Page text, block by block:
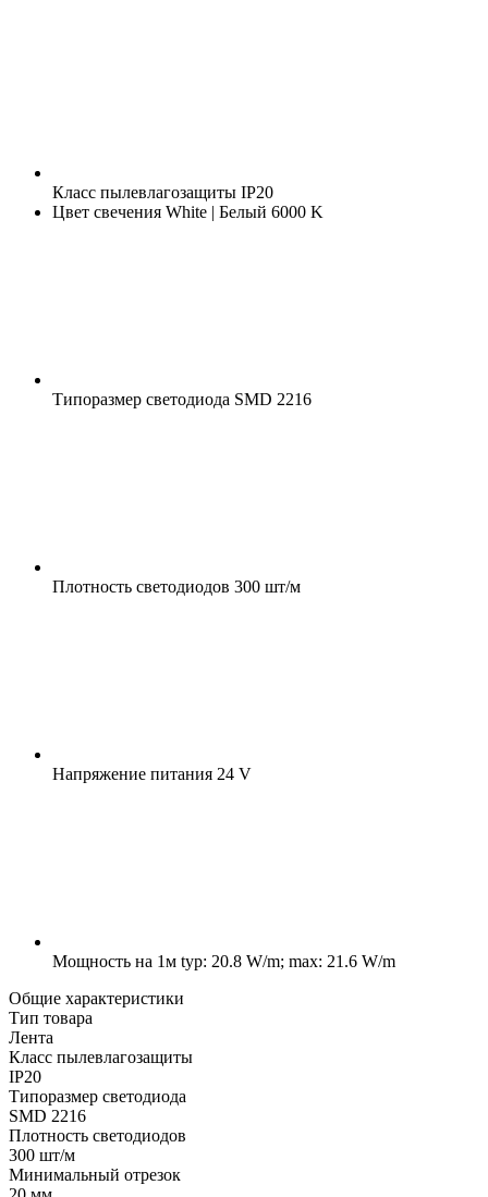
Класс пылевлагозащиты IP20
Цвет свечения White | Белый 6000 K
Типоразмер светодиода SMD 2216
Плотность светодиодов 300 шт/м
Напряжение питания 24 V
Мощность на 1м typ: 20.8 W/m; max: 21.6 W/m
Общие характеристики
Тип товара
Лента
Класс пылевлагозащиты
IP20
Типоразмер светодиода
SMD 2216
Плотность светодиодов
300 шт/м
Минимальный отрезок